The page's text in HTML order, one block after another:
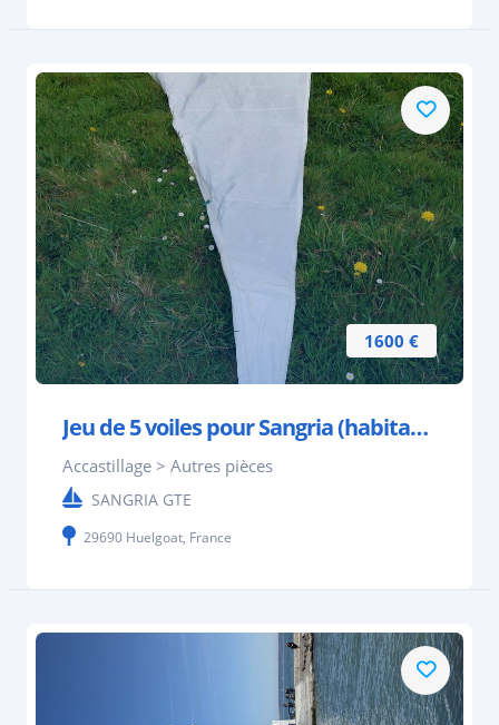
1600 €
Jeu de 5 voiles pour Sangria (habitable de 7.60 m)
Accastillage > Autres pièces
SANGRIA GTE
29690 Huelgoat, France